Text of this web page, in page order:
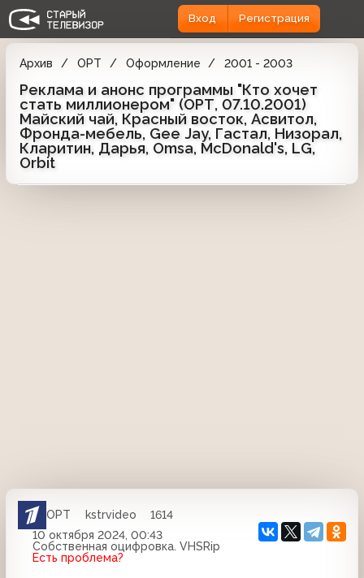
Вход Регистрация
Архив ОРТ Оформление 2001 - 2003
Реклама и анонс программы "Кто хочет
стать миллионером" (ОРТ, 07.10.2001)
Майский чай, Красный восток, Асвитол,
Фронда-мебель, Gee Jay, Гастал, Низорал,
Кларитин, Дарья, Omsa, McDonald's, LG,
Orbit
ОРТ kstrvideo
1614
10 октября 2024, 00:43
Собственная оцифровка. VHSRip
Есть проблема?